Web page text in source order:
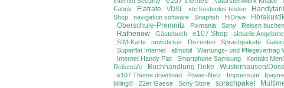
Fabrik
Flatrate VDSL xtc kostenlos testen
Shop
navigation software Snapfish HiDrive
Oberschule-Premnitz Pixmania Sony Reisen buchen
Rathenow
Gästebuch e107 Shop aktuelle Angebote
SIM-Karte
newsticker Dozenten Sprachpakete
Superflat Internet
allmobil Wartungs- und Pflegevertrag
Internet Handy Flat
Smartphone Samsung Kontakt
Reisecafe
Buchhandlung Tieke Wusterhausen/
e107 Theme download
Power-Netz Impressum
billing©
22er Gasse Sony Store sprachpaket